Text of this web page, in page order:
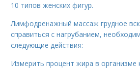
10 типов женских фигур.
Лимфодренажный массаж грудное
справиться с нагрубанием,
следующие действия:
Измерить процент жира в организме